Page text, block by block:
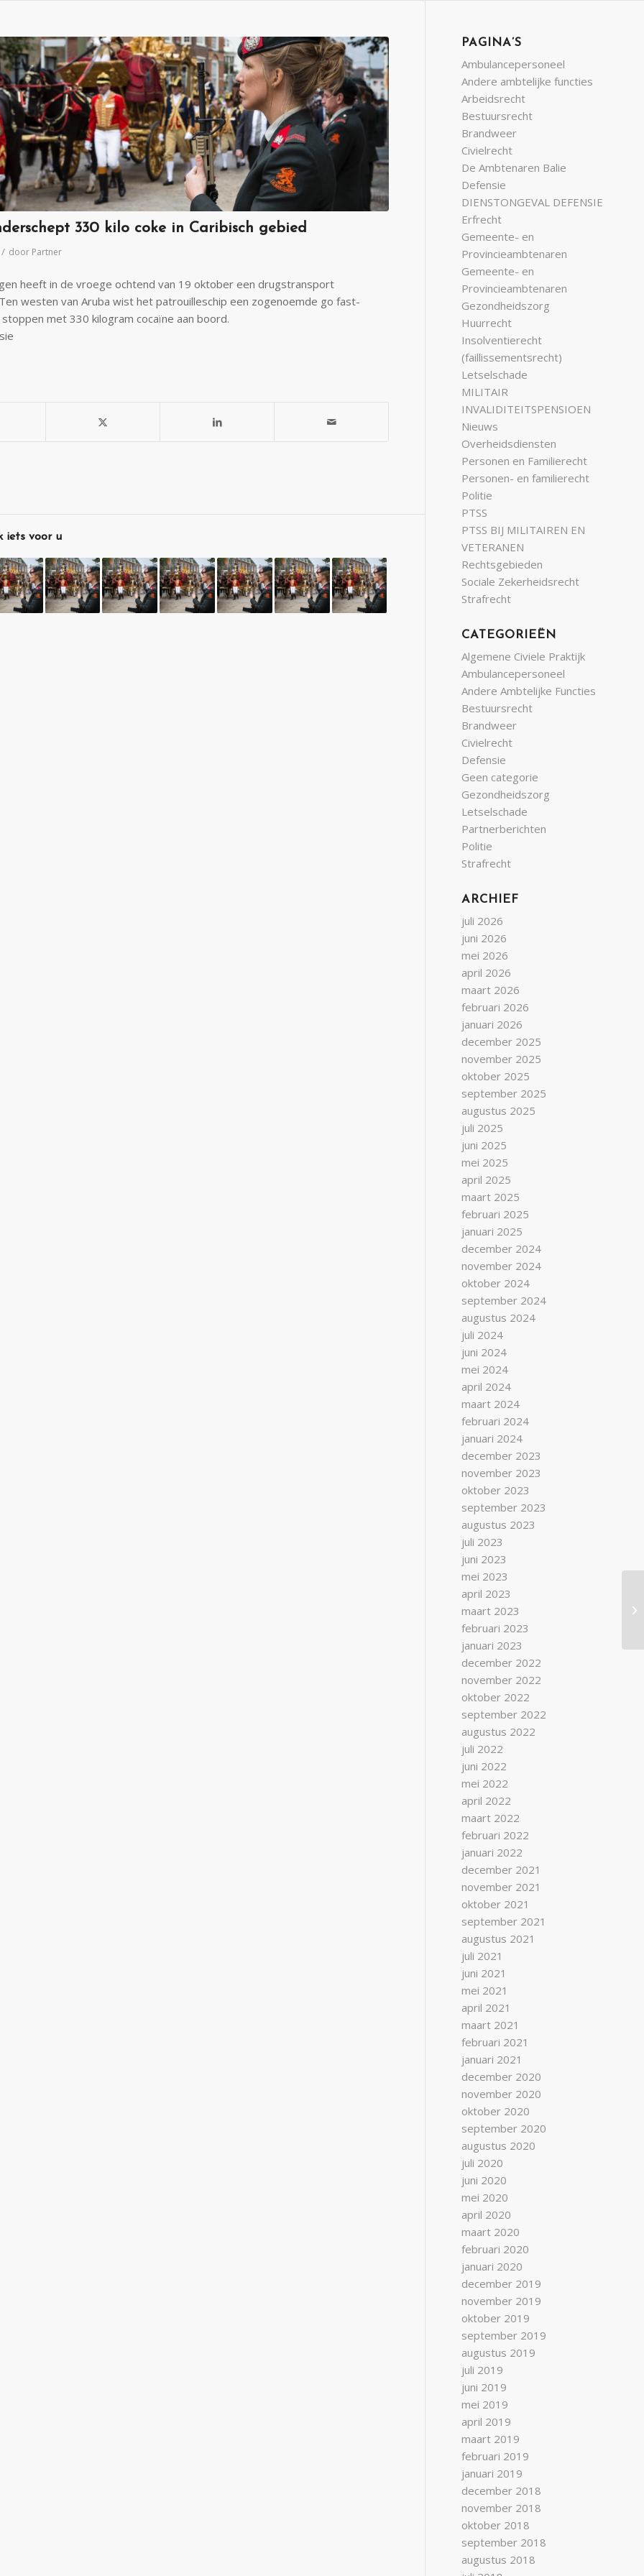
330 kilo coke in Caribisch gebied
/ door Partner
heeft in de vroege ochtend van 19 oktober een drugstransport
westen van Aruba wist het patrouilleschip een zogenoemde go fast-
met 330 kilogram cocaïne aan boord.
iets voor u
PAGINA’S
Ambulancepersoneel
Andere ambtelijke functies
Arbeidsrecht
Bestuursrecht
Brandweer
Civielrecht
De Ambtenaren Balie
Defensie
DIENSTONGEVAL DEFENSIE
Erfrecht
Gemeente- en
Provincieambtenaren
Gemeente- en
Provincieambtenaren
Gezondheidszorg
Huurrecht
Insolventierecht
(faillissementsrecht)
Letselschade
MILITAIR
INVALIDITEITSPENSIOEN
Nieuws
Overheidsdiensten
Personen en Familierecht
Personen- en familierecht
Politie
PTSS
PTSS BIJ MILITAIREN EN
VETERANEN
Rechtsgebieden
Sociale Zekerheidsrecht
Strafrecht
CATEGORIEËN
Algemene Civiele Praktijk
Ambulancepersoneel
Andere Ambtelijke Functies
Bestuursrecht
Brandweer
Civielrecht
Defensie
Geen categorie
Gezondheidszorg
Letselschade
Partnerberichten
Politie
Strafrecht
ARCHIEF
juli 2026
juni 2026
mei 2026
april 2026
maart 2026
februari 2026
januari 2026
december 2025
november 2025
oktober 2025
september 2025
augustus 2025
juli 2025
juni 2025
mei 2025
april 2025
maart 2025
februari 2025
januari 2025
december 2024
november 2024
oktober 2024
september 2024
augustus 2024
juli 2024
juni 2024
mei 2024
april 2024
maart 2024
februari 2024
januari 2024
december 2023
november 2023
oktober 2023
september 2023
augustus 2023
juli 2023
juni 2023
mei 2023
april 2023
maart 2023
februari 2023
januari 2023
december 2022
november 2022
oktober 2022
september 2022
augustus 2022
juli 2022
juni 2022
mei 2022
april 2022
maart 2022
februari 2022
januari 2022
december 2021
november 2021
oktober 2021
september 2021
augustus 2021
juli 2021
juni 2021
mei 2021
april 2021
maart 2021
februari 2021
januari 2021
december 2020
november 2020
oktober 2020
september 2020
augustus 2020
juli 2020
juni 2020
mei 2020
april 2020
maart 2020
februari 2020
januari 2020
december 2019
november 2019
oktober 2019
september 2019
augustus 2019
juli 2019
juni 2019
mei 2019
april 2019
maart 2019
februari 2019
januari 2019
december 2018
november 2018
oktober 2018
september 2018
augustus 2018